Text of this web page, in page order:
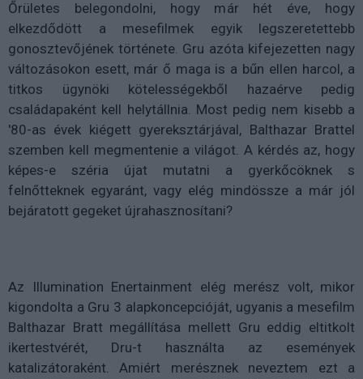
Őrületes belegondolni, hogy már hét éve, hogy
elkezdődött a mesefilmek egyik legszeretettebb
gonosztevőjének története. Gru azóta kifejezetten nagy
változásokon esett, már ő maga is a bűn ellen harcol, a
titkos ügynöki kötelességekből hazaérve pedig
családapaként kell helytállnia. Most pedig nem kisebb a
'80-as évek kiégett gyereksztárjával, Balthazar Brattel
szemben kell megmentenie a világot. A kérdés az, hogy
képes-e széria újat mutatni a gyerkőcöknek s
felnőtteknek egyaránt, vagy elég mindössze a már jól
bejáratott gegeket újrahasznosítani?
Az Illumination Enertainment elég merész volt, mikor
kigondolta a Gru 3 alapkoncepcióját, ugyanis a mesefilm
Balthazar Bratt megállítása mellett Gru eddig eltitkolt
ikertestvérét, Dru-t használta az események
katalizátoraként. Amiért merésznek neveztem ezt a